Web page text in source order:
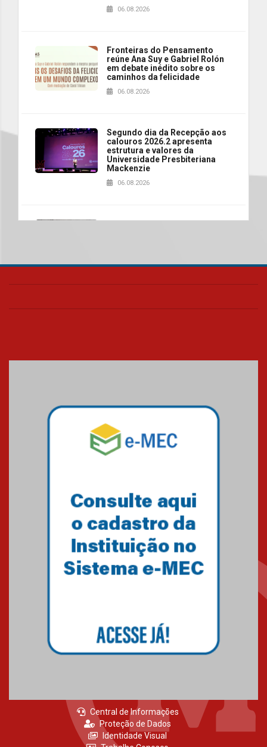
06.08.2026
Fronteiras do Pensamento
reúne Ana Suy e Gabriel Rolón
em debate inédito sobre os
caminhos da felicidade
06.08.2026
Segundo dia da Recepção aos
calouros 2026.2 apresenta
estrutura e valores da
Universidade Presbiteriana
Mackenzie
06.08.2026
realizará nova edição da Feira
04.08.2026
Mackenzie recepciona os
calouros do segundo semestre
Como o Colégio Mackenzie
Brasília prepara seus
estudantes para o PAS antes
mesmo do Ensino Médio
04.08.2026
Central de Informações
Proteção de Dados
Identidade Visual